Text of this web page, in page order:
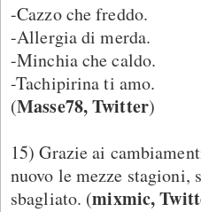
-Cazzo che freddo.
-Allergia di merda.
-Minchia che caldo.
-Tachipirina ti amo.
(Masse78, Twitter)
15) Grazie ai
nuovo le mezze stagioni,
sbagliato. (mixmic,